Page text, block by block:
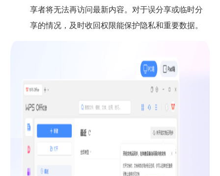
享者将无法再访问最新内容。对于误分享或临时分
享的情况，及时收回权限能保护隐私和重要数据。